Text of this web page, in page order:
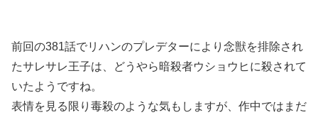
前回の381話でリハンのプレデターにより念獣を排除され
たサレサレ王子は、どうやら暗殺者ウショウヒに殺されて
いたようですね。
表情を見る限り毒殺のような気もしますが、作中ではまだ